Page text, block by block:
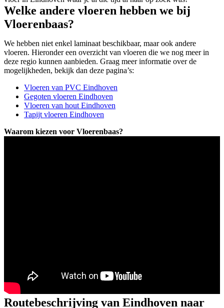
Welke andere vloeren hebben we bij
Vloerenbaas?
We hebben niet enkel laminaat beschikbaar, maar ook andere
vloeren. Hieronder een overzicht van vloeren die we nog meer in
deze regio kunnen aanbieden. Graag meer informatie over de
mogelijkheden, bekijk dan deze pagina’s:
Vloeren van PVC Eindhoven
Gegoten vloeren Eindhoven
Vloeren van hout Eindhoven
Tapijt vloeren Eindhoven
Waarom kiezen voor Vloerenbaas?
Routebeschrijving van Eindhoven naar